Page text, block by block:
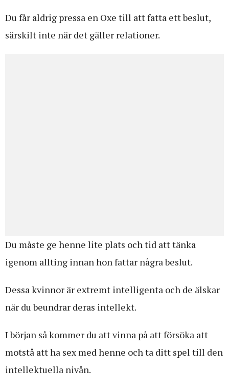
Du får aldrig pressa en Oxe till att fatta ett beslut,
särskilt inte när det gäller relationer.
Du måste ge henne lite plats och tid att tänka
igenom allting innan hon fattar några beslut.
Dessa kvinnor är extremt intelligenta och de älskar
när du beundrar deras intellekt.
I början så kommer du att vinna på att försöka att
motstå att ha sex med henne och ta ditt spel till den
intellektuella nivån.